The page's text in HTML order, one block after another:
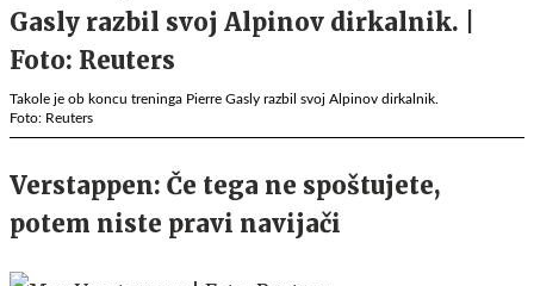
Takole je ob koncu treninga Pierre Gasly razbil svoj Alpinov dirkalnik.
Foto: Reuters
Verstappen: Če tega ne spoštujete,
potem niste pravi navijači